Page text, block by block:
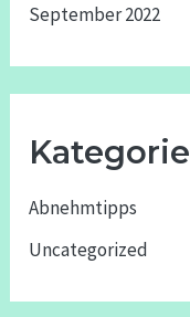
September 2022
Kategorie
Abnehmtipps
Uncategorized